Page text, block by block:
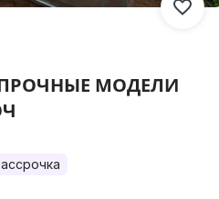
МОДЕЛИ